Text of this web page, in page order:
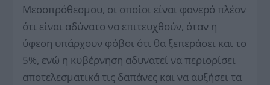
Μεσοπρόθεσμου, οι οποίοι είναι φανερό πλέον
ότι είναι αδύνατο να επιτευχθούν, όταν η
ύφεση υπάρχουν φόβοι ότι θα ξεπεράσει και το
5%, ενώ η κυβέρνηση αδυνατεί να περιορίσει
αποτελεσματικά τις δαπάνες και να αυξήσει τα